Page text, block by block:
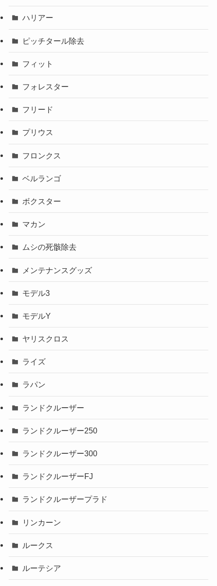
ハリアー
ピッチタール除去
フィット
フォレスター
フリード
プリウス
フロンクス
ベルランゴ
ボクスター
マカン
ムシの死骸除去
メンテナンスグッズ
モデル3
モデルY
ヤリスクロス
ライズ
ラパン
ランドクルーザー
ランドクルーザー250
ランドクルーザー300
ランドクルーザーFJ
ランドクルーザープラド
リンカーン
ルークス
ルーテシア